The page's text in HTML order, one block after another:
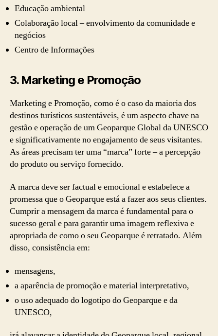
Educação ambiental
Colaboração local – envolvimento da comunidade e
negócios
Centro de Informações
3. Marketing e Promoção
Marketing e Promoção, como é o caso da maioria dos
destinos turísticos sustentáveis, é um aspecto chave na
gestão e operação de um Geoparque Global da UNESCO
e significativamente no engajamento de seus visitantes.
As áreas precisam ter uma “marca” forte – a percepção
do produto ou serviço fornecido.
A marca deve ser factual e emocional e estabelece a
promessa que o Geoparque está a fazer aos seus clientes.
Cumprir a mensagem da marca é fundamental para o
sucesso geral e para garantir uma imagem reflexiva e
apropriada de como o seu Geoparque é retratado. Além
disso, consistência em:
mensagens,
a aparência de promoção e material interpretativo,
o uso adequado do logotipo do Geoparque e da
UNESCO,